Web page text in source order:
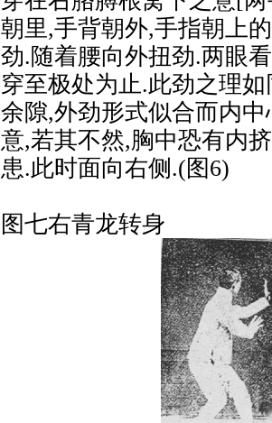
朝里,手背朝外,手指朝上
劲.随着腰向外扭劲.两眼
穿至极处为止.此劲之理
余隙,外劲形式似合而内
意,若其不然,胸中恐有内
患.此时面向右侧.(图6)
图七右青龙转身